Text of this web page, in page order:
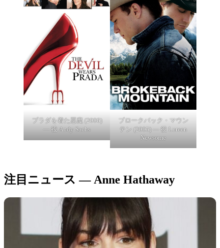
プラダを着た悪魔 (2006)
— 役 Andy Sachs
ブロークバック・マウン
テン (2005) — 役 Lureen
Newsome
注目ニュース — Anne Hathaway